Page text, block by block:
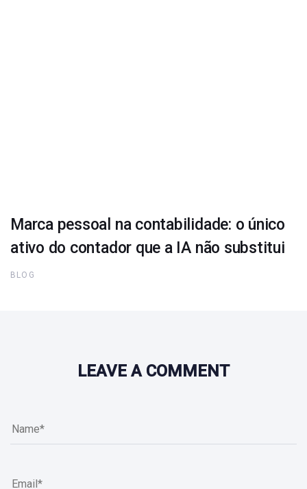
Marca pessoal na contabilidade: o único
ativo do contador que a IA não substitui
BLOG
LEAVE A COMMENT